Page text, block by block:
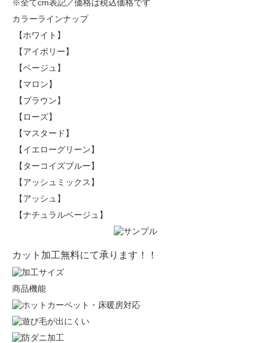
※全てcm表記／価格は税込価格です
カラーラインナップ
【ホワイト】
【アイボリー】
【ベージュ】
【マロン】
【ブラウン】
【ローズ】
【マスタード】
【イエローグリーン】
【ターコイズブルー】
【アッシュミックス】
【アッシュ】
【ナチュラルベージュ】
カット加工無料にて承ります！！
商品機能